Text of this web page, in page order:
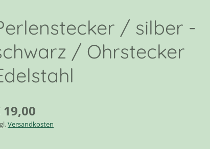
/ silber -
/ Ohrstecker
19,00
Versandkosten